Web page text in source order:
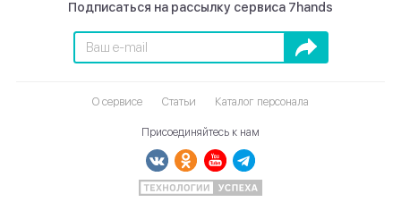
Подписаться на рассылку сервиса 7hands
Подписаться
О сервисе Статьи Каталог персонала
Присоединяйтесь к нам